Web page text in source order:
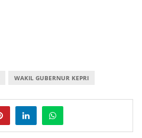
WAKIL GUBERNUR KEPRI